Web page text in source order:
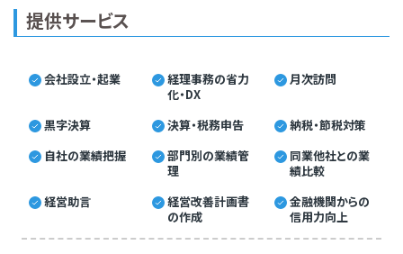
提供サービス
会社設立・起業
経理事務の省力
化・DX
月次訪問
黒字決算 決算・税務申告
納税・節税対策
自社の業績把握
部門別の業績管
理
同業他社との業
績比較
経営助言
経営改善計画書
の作成
金融機関からの
信用力向上